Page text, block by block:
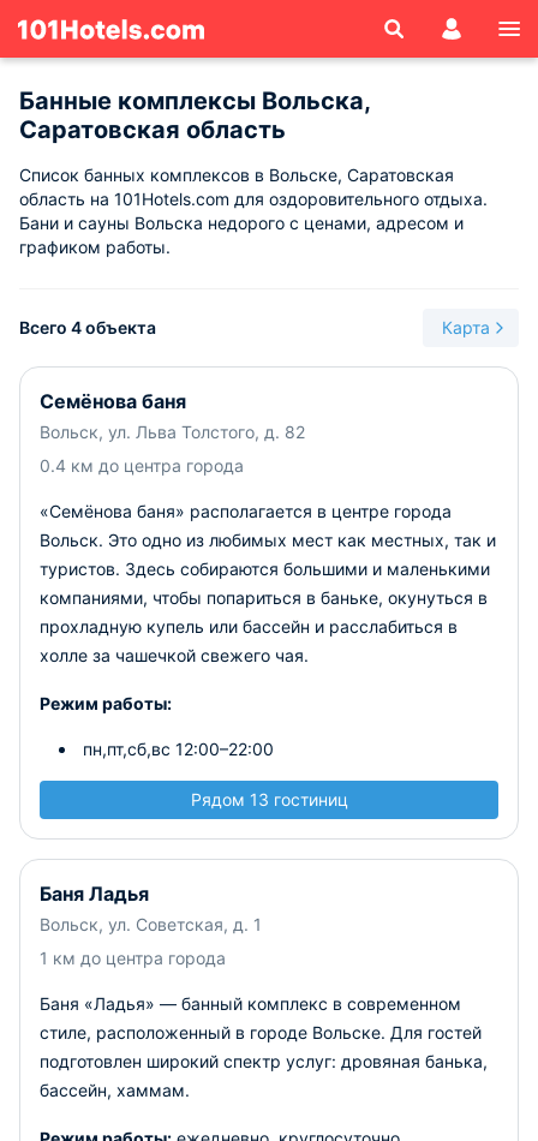
Банные комплексы Вольска,
Саратовская область
Список банных комплексов в Вольске, Саратовская
область на 101Hotels.com для оздоровительного отдыха.
Бани и сауны Вольска недорого с ценами, адресом и
графиком работы.
Всего 4 объекта Карта
Семёнова баня
Вольск, ул. Льва Толстого, д. 82
0.4 км до центра города
«Семёнова баня» располагается в центре города
Вольск. Это одно из любимых мест как местных, так и
туристов. Здесь собираются большими и маленькими
компаниями, чтобы попариться в баньке, окунуться в
прохладную купель или бассейн и расслабиться в
холле за чашечкой свежего чая.
Режим работы:
пн,пт,сб,вс 12:00–22:00
Рядом 13 гостиниц
Баня Ладья
Вольск, ул. Советская, д. 1
1 км до центра города
Баня «Ладья» — банный комплекс в современном
стиле, расположенный в городе Вольске. Для гостей
подготовлен широкий спектр услуг: дровяная банька,
бассейн, хаммам.